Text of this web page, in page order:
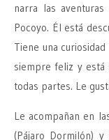
narra las
Pocoyo. Él está
Tiene una
siempre feliz y está
todas partes. Le
Le acompañan en
(Pájaro Dormilón)